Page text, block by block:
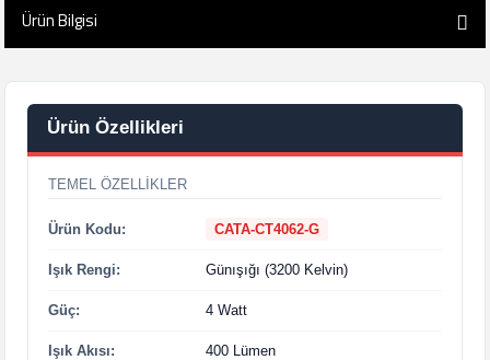
Ürün Bilgisi
Ürün Özellikleri
TEMEL ÖZELLIKLER
Ürün Kodu: CATA-CT4062-G
Işık Rengi: Günışığı (3200 Kelvin)
Güç: 4 Watt
Işık Akısı: 400 Lümen